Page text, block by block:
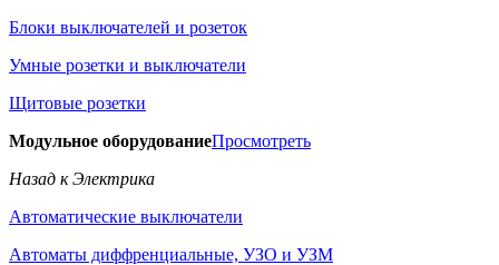
Блоки выключателей и розеток
Умные розетки и выключатели
Щитовые розетки
Модульное оборудованиеПросмотреть
Назад к Электрика
Автоматические выключатели
Автоматы диффренциальные, УЗО и УЗМ